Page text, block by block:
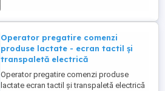
Operator pregatire comenzi
produse lactate - ecran tactil și
transpaletă electrică
Operator pregatire comenzi produse
lactate ecran tactil și transpaletă electrică